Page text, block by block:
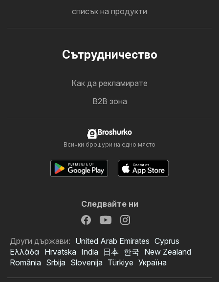
списък на продукти
Cътрудничество
Как да рекламирате
B2B зона
Broshurko
Всички брошури на едно място
Следвайте ни
Други държави: United Arab Emirates Cyprus
Ελλάδα Hrvatska India 日本 한국 New Zealand
România Srbija Slovenija Türkiye Україна